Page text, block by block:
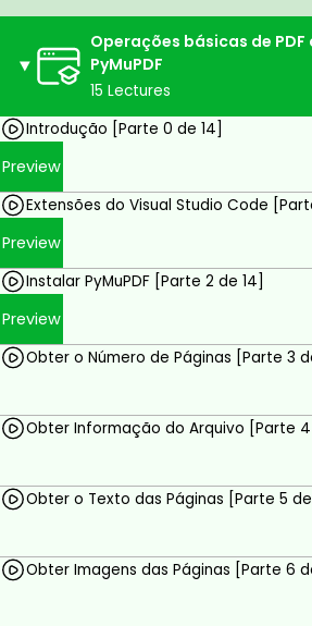
Extraia o texto de um arquivo
em um arquivo txt;
Extraia imagens de um
em um arquivo png;
Ler hiperlinks de um
Tirar instantâneos das páginas
arquivos png;
Alterar o tamanho do papel
retrato A4, paisagem A4 e
Girar as páginas de um arquivo
Dividir as páginas ímpares
seja mais fácil imprimi-las;
Juntar páginas de vários
novo documento PDF;
E adicionar marcas d'água às
Você sabia que podemos ter
adicionar funcionalidades
PDF? Sim, faremos isso também!
Operações básicas de PDF
PyMuPDF
15 Lectures
Introdução [Parte 0 de 14]
Preview
Extensões do Visual Studio Code
Preview
Instalar PyMuPDF [Parte 2 de 14]
Preview
Obter o Número de Páginas [Parte 3
Obter Informação do Arquivo [Parte 4
Obter o Texto das Páginas [Parte 5 de
Obter Imagens das Páginas [Parte 6